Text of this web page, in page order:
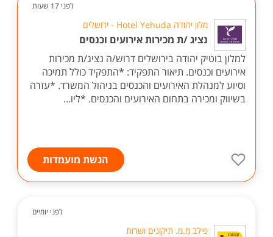
לפני 17 שעות
מלון יהודה Hotel Yehuda - ירושלים
נציג /ת מכירות אירועים וכנסים
למלון בוטיק יהודה בירושלים דרוש/ה נציג/ת מכירות
אירועים וכנסים. תיאור התפקיד: *התפקיד כולל תמיכה
וסיוע למנהלת האירועים והכנסים בניהול המשרד. *עזרה
בשיווק ומכירה בתחום האירועים והכנסים. *ליו...
הגשת מועמדות
לפני יומיים
פילב מ.מ. תיקונים ושרות